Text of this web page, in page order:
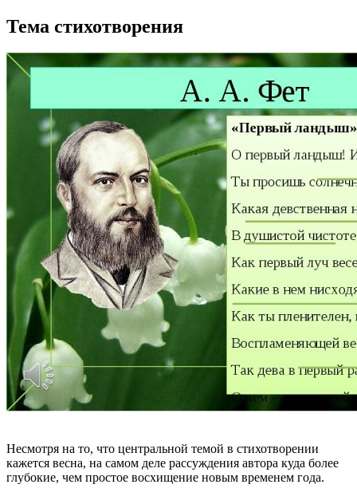
Тема стихотворения
Несмотря на то, что центральной темой в стихотворении
кажется весна, на самом деле рассуждения автора куда более
глубокие, чем простое восхищение новым временем года.